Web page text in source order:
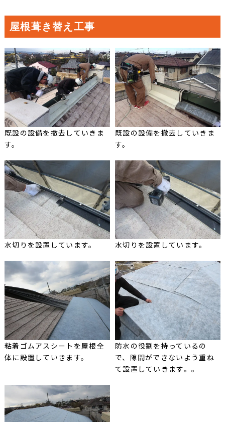
屋根葺き替え工事
既設の設備を撤去していきま
す。
既設の設備を撤去していきま
す。
水切りを設置しています。 水切りを設置しています。
粘着ゴムアスシートを屋根全
体に設置していきます。
防水の役割を持っているの
で、隙間ができないよう重ね
て設置していきます。。